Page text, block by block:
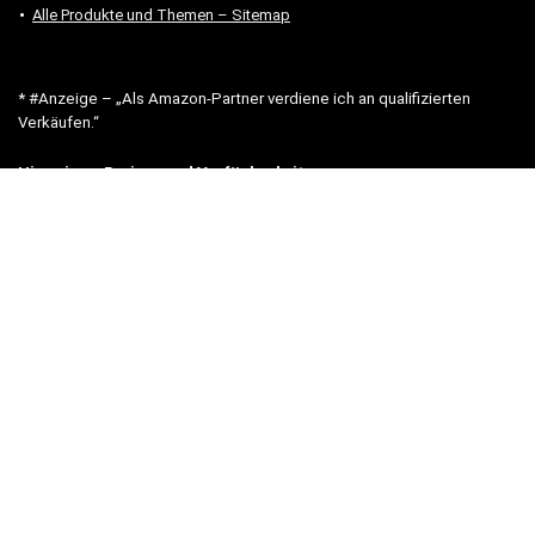
Alle Produkte und Themen – Sitemap
* #Anzeige – „Als Amazon-Partner verdiene ich an qualifizierten
Verkäufen.“
Hinweis zu Preisen und Verfügbarkeiten